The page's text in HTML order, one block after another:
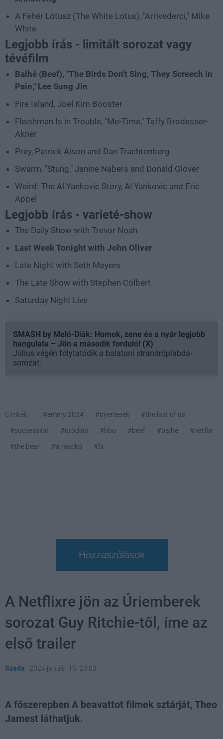
A Fehér Lótusz (The White Lotus), "Arrivederci," Mike
White
Legjobb írás - limitált sorozat vagy
tévéfilm
Balhé (Beef), "The Birds Don't Sing, They Screech in
Pain," Lee Sung Jin
Fire Island, Joel Kim Booster
Fleishman Is in Trouble, "Me-Time," Taffy Brodesser-
Akner
Prey, Patrick Aison and Dan Trachtenberg
Swarm, "Stung," Janine Nabers and Donald Glover
Weird: The Al Yankovic Story, Al Yankovic and Eric
Appel
Legjobb írás - varieté-show
The Daily Show with Trevor Noah
Last Week Tonight with John Oliver
Late Night with Seth Meyers
The Late Show with Stephen Colbert
Saturday Night Live
SMASH by Meló-Diák: Homok, zene és a nyár legjobb
hangulata – Jön a második forduló! (X)
Július végén folytatódik a balatoni strandröplabda-
sorozat.
Címkék: #emmy 2024 #nyertesek
#the last of us
#succession
#utódlás #hbo #beef #balhé
#netflix
#the bear
#a mackó #fx
Hozzászólások
A Netflixre jön az Úriemberek
sorozat Guy Ritchie-től, íme az
első trailer
Szada | 2024 január 15. 20:03
A főszerepben A beavattot filmek sztárját, Theo
Jamest láthatjuk.